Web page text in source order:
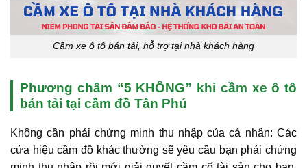
Cầm xe ô tô bán tải, hỗ trợ tại nhà khách hàng
Phương châm “5 KHÔNG” khi cầm xe ô tô
bán tải tại cầm đồ Tân Phú
Không cần phải chứng minh thu nhập của cá nhân: Các
cửa hiệu cầm đồ khác thường sẽ yêu cầu bạn phải chứng